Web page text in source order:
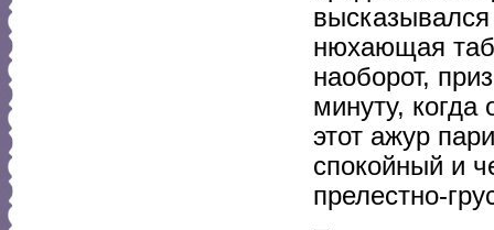
нюхающая
наоборот,
минуту, когда
этот ажур
спокойный и
прелестно-